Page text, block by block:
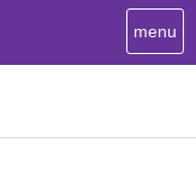
T
o
menu